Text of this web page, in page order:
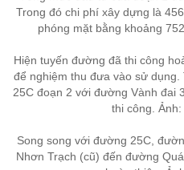
Trong đó chi phí xây dựng là
phóng mặt bằng khoảng
Hiện tuyến đường đã thi công
để nghiệm thu đưa vào sử
25C đoạn 2 với đường Vành đai
thi công.
Song song với đường 25C,
Nhơn Trạch (cũ) đến đường